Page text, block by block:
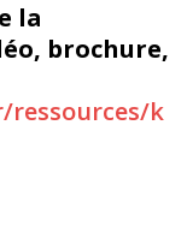
la
brochure,
k